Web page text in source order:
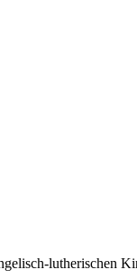
lutherischen